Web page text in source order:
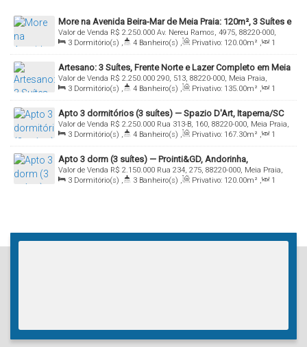
More na Avenida Beira-Mar de Meia Praia: 120m², 3 Suítes e
Estrutura de Alto Padrão
R$ 2.250.000
Valor de Venda
Av. Nereu Ramos, 4975, 88220-000,
Meia Praia, Itapema, Santa Catarina, Brasil
3 Dormitório(s) , 4 Banheiro(s) , Privativo: 120.00m² ,
1
Sala(s) , 3 Suíte(s) , Total: 120.00m² , 2 Vaga(s)
Artesano: 3 Suítes, Frente Norte e Lazer Completo em Meia
Praia, ItapemaR$ 2.250.000
Valor de Venda
290, 513, 88220-000, Meia Praia,
Itapema, Santa Catarina, Brasil
3 Dormitório(s) , 4 Banheiro(s) , Privativo: 135.00m² ,
1
Sala(s) , 3 Suíte(s) , Total: 135.00m² , 2 Vaga(s)
Apto 3 dormitórios (3 suítes) — Spazio D'Art, Itapema/SC
R$ 2.250.000
Valor de Venda
Rua 313-B, 160, 88220-000, Meia Praia,
Itapema, Santa Catarina, Brasil
3 Dormitório(s) , 4 Banheiro(s) , Privativo: 167.30m² ,
1
Sala(s) , 3 Suíte(s) , Total: 256.38m² , 4 Vaga(s)
Apto 3 dorm (3 suítes) — Prointi&GD, Andorinha,
Itapema/SC
R$ 2.150.000
Valor de Venda
Rua 234, 275, 88220-000, Meia Praia,
Itapema, Santa Catarina, Brasil
3 Dormitório(s) , 3 Banheiro(s) , Privativo: 120.00m² ,
1